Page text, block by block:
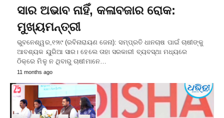
ସାର ଅଭାବ ନାହିଁ, କଳାବଜାର ରୋକ:
ମୁଖ୍ୟମନ୍ତ୍ରୀ
ଭୁବନେଶ୍ୱର,୧୨ା୯ (ରବିନାରାୟଣ ଜେନା): ସମ୍ପ୍ରତି ଧାନଚାଷ ପାଇଁ ଚାଷୀଙ୍କୁ
ଆବଶ୍ୟକ ୟୁରିଆ ସାର। ହେଲେ ତାହା ସରକାରୀ ବ୍ୟବସ୍ଥା ମଧ୍ୟରେ
ଠିକ୍‌ରେ ମିଳୁ ନ ଥିବାରୁ ଚାଷୀମାନେ…
11 months ago